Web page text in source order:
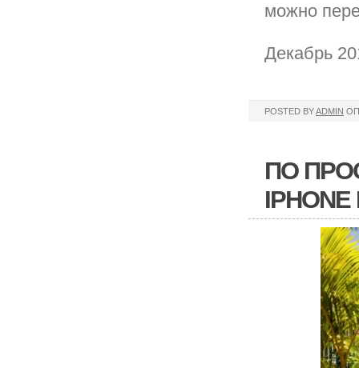
можно
Декабрь
POSTED BYADMIN
ПО